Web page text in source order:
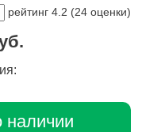
рейтинг 4.2 (24 оценки)
наличии